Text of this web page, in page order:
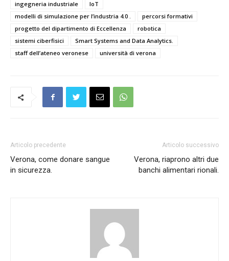
ingegneria industriale
IoT
modelli di simulazione per l’industria 4.0 .
percorsi formativi
progetto del dipartimento di Eccellenza
robotica
sistemi ciberfisici
Smart Systems and Data Analytics.
staff dell’ateneo veronese
università di verona
Articolo precedente
Verona, come donare sangue
in sicurezza.
Articolo successivo
Verona, riaprono altri due
banchi alimentari rionali.